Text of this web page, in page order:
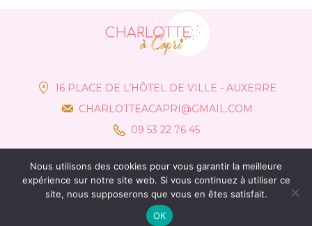
16 PLACE DE L’HÔTEL DE VILLE - AUXERRE
CHARLOTTEACAPRI@GMAIL.COM
09 53 22 76 45
Mentions Légales
Nous utilisons des cookies pour vous garantir la meilleure
expérience sur notre site web. Si vous continuez à utiliser ce
site, nous supposerons que vous en êtes satisfait.
OK